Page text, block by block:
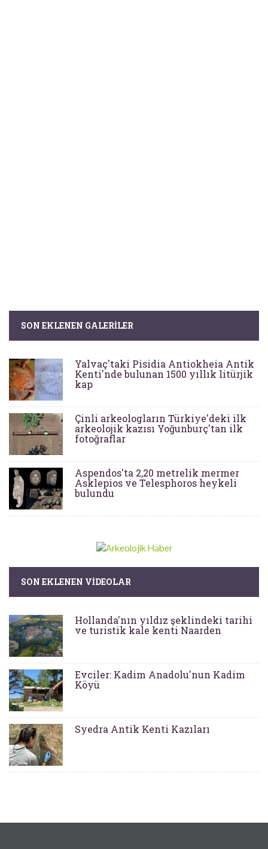
SON EKLENEN GALERILER
Yalvaç'taki Pisidia Antiokheia Antik
Kenti'nde bulunan 1500 yıllık litürjik
kap
Çinli arkeologların Türkiye'deki ilk
arkeolojik kazısı Yoğunburç'tan ilk
fotoğraflar
Aspendos'ta 2,20 metrelik mermer
Asklepios ve Telesphoros heykeli
bulundu
SON EKLENEN VIDEOLAR
Hollanda'nın yıldız şeklindeki tarihi
ve turistik kale kenti Naarden
Evciler: Kadim Anadolu'nun Kadim
Köyü
Syedra Antik Kenti Kazıları